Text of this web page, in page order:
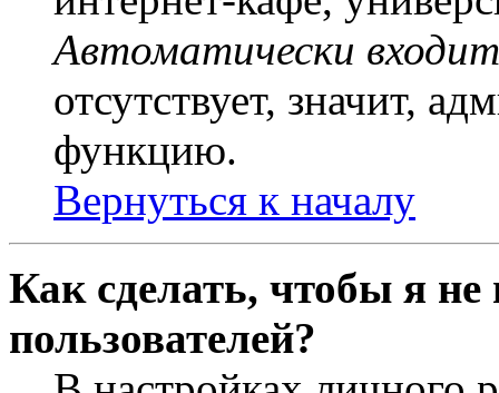
Автоматически
отсутствует, значит,
функцию.
Вернуться к началу
Как сделать, чтобы я
пользователей?